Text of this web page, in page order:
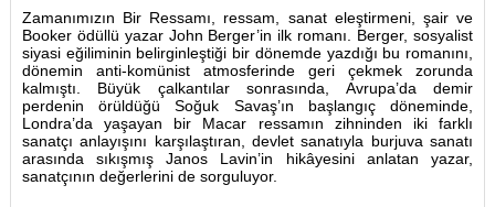
Zamanımızın Bir Ressamı, ressam, sanat eleştirmeni, şair ve
Booker ödüllü yazar John Berger’in ilk romanı. Berger, sosyalist
siyasi eğiliminin belirginleştiği bir dönemde yazdığı bu romanını,
dönemin anti-komünist atmosferinde geri çekmek zorunda
kalmıştı. Büyük çalkantılar sonrasında, Avrupa’da demir
perdenin örüldüğü Soğuk Savaş’ın başlangıç döneminde,
Londra’da yaşayan bir Macar ressamın zihninden iki farklı
sanatçı anlayışını karşılaştıran, devlet sanatıyla burjuva sanatı
arasında sıkışmış Janos Lavin’in hikâyesini anlatan yazar,
sanatçının değerlerini de sorguluyor.